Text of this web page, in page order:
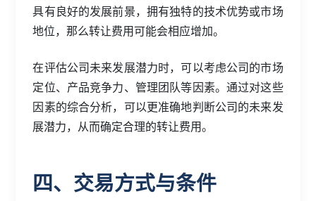
具有良好的发展前景，拥有独特的技术优势或市场
地位，那么转让费用可能会相应增加。
在评估公司未来发展潜力时，可以考虑公司的市场
定位、产品竞争力、管理团队等因素。通过对这些
因素的综合分析，可以更准确地判断公司的未来发
展潜力，从而确定合理的转让费用。
四、交易方式与条件